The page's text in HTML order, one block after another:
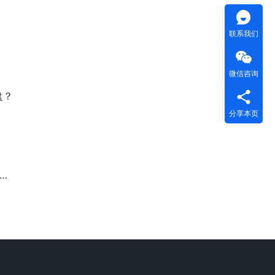
联系我们
微信咨询
分享本页